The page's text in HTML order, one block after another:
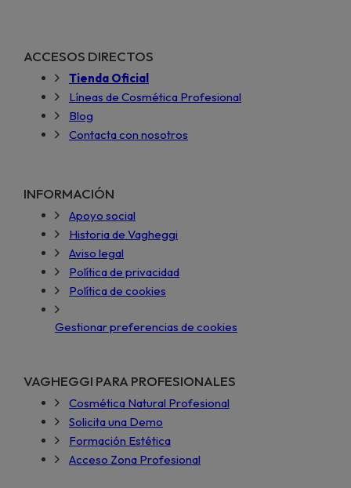
ACCESOS DIRECTOS
Tienda Oficial
Líneas de Cosmética Profesional
Blog
Contacta con nosotros
INFORMACIÓN
Apoyo social
Historia de Vagheggi
Aviso legal
Política de privacidad
Política de cookies
Gestionar preferencias de cookies
VAGHEGGI PARA PROFESIONALES
Cosmética Natural Profesional
Solicita una Demo
Formación Estética
Acceso Zona Profesional